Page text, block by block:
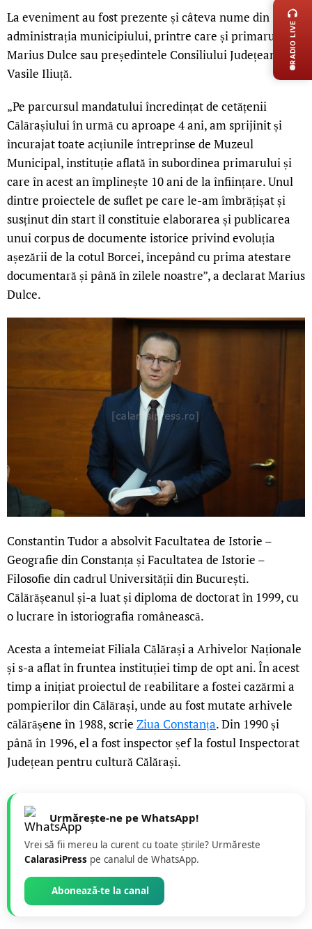
La eveniment au fost prezente și câteva nume din
administrația municipiului, printre care și primarul
Marius Dulce sau președintele Consiliului Județean,
Vasile Iliuță.
„Pe parcursul mandatului încredințat de cetățenii
Călărașiului în urmă cu aproape 4 ani, am sprijinit și
încurajat toate acțiunile întreprinse de Muzeul
Municipal, instituție aflată în subordinea primarului și
care în acest an împlinește 10 ani de la înființare. Unul
dintre proiectele de suflet pe care le-am îmbrățișat și
susținut din start îl constituie elaborarea și publicarea
unui corpus de documente istorice privind evoluția
așezării de la cotul Borcei, începând cu prima atestare
documentară și până în zilele noastre”, a declarat Marius
Dulce.
Constantin Tudor a absolvit Facultatea de Istorie –
Geografie din Constanța și Facultatea de Istorie –
Filosofie din cadrul Universității din București.
Călărășeanul și-a luat și diploma de doctorat în 1999, cu
o lucrare în istoriografia românească.
Acesta a întemeiat Filiala Călărași a Arhivelor Naționale
și s-a aflat în fruntea instituției timp de opt ani. În acest
timp a inițiat proiectul de reabilitare a fostei cazărmi a
pompierilor din Călărași, unde au fost mutate arhivele
călărășene în 1988, scrie Ziua Constanța. Din 1990 și
până în 1996, el a fost inspector șef la fostul Inspectorat
Județean pentru cultură Călărași.
Urmărește-ne pe WhatsApp!
Vrei să fii mereu la curent cu toate știrile? Urmăreste
CalarasiPress pe canalul de WhatsApp.
Abonează-te la canal
RADIO LIVE